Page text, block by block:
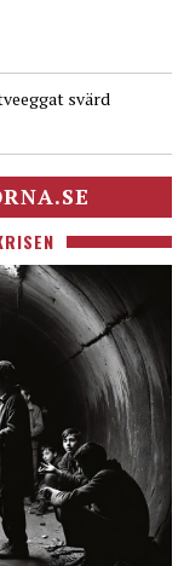
svärd